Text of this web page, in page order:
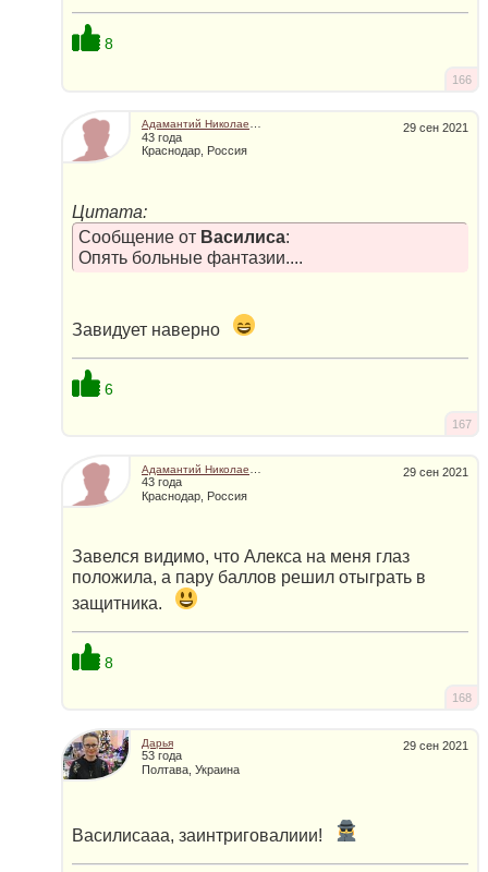
8
166
29 сен 2021
43 года
Краснодар, Россия
Цитата:
Сообщение от Василиса:
Опять больные фантазии....
Завидует наверно
6
167
29 сен 2021
43 года
Краснодар, Россия
Завелся видимо, что Алекса на меня глаз
положила, а пару баллов решил отыграть в
защитника.
8
168
29 сен 2021
Дарья
53 года
Полтава, Украина
Василисааа, заинтриговалиии!